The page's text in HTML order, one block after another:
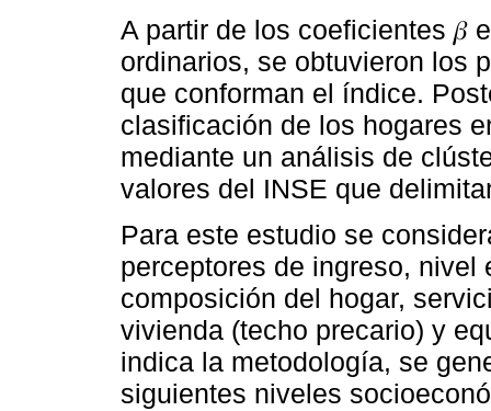
A partir de los coeficientes 𝛽
ordinarios, se obtuvieron los
que conforman el índice.
clasificación de los hogares
mediante un análisis de
valores del INSE que
Para este estudio se
perceptores de ingreso, nivel
composición del hogar,
vivienda (techo precario) y
indica la metodología, se
siguientes niveles